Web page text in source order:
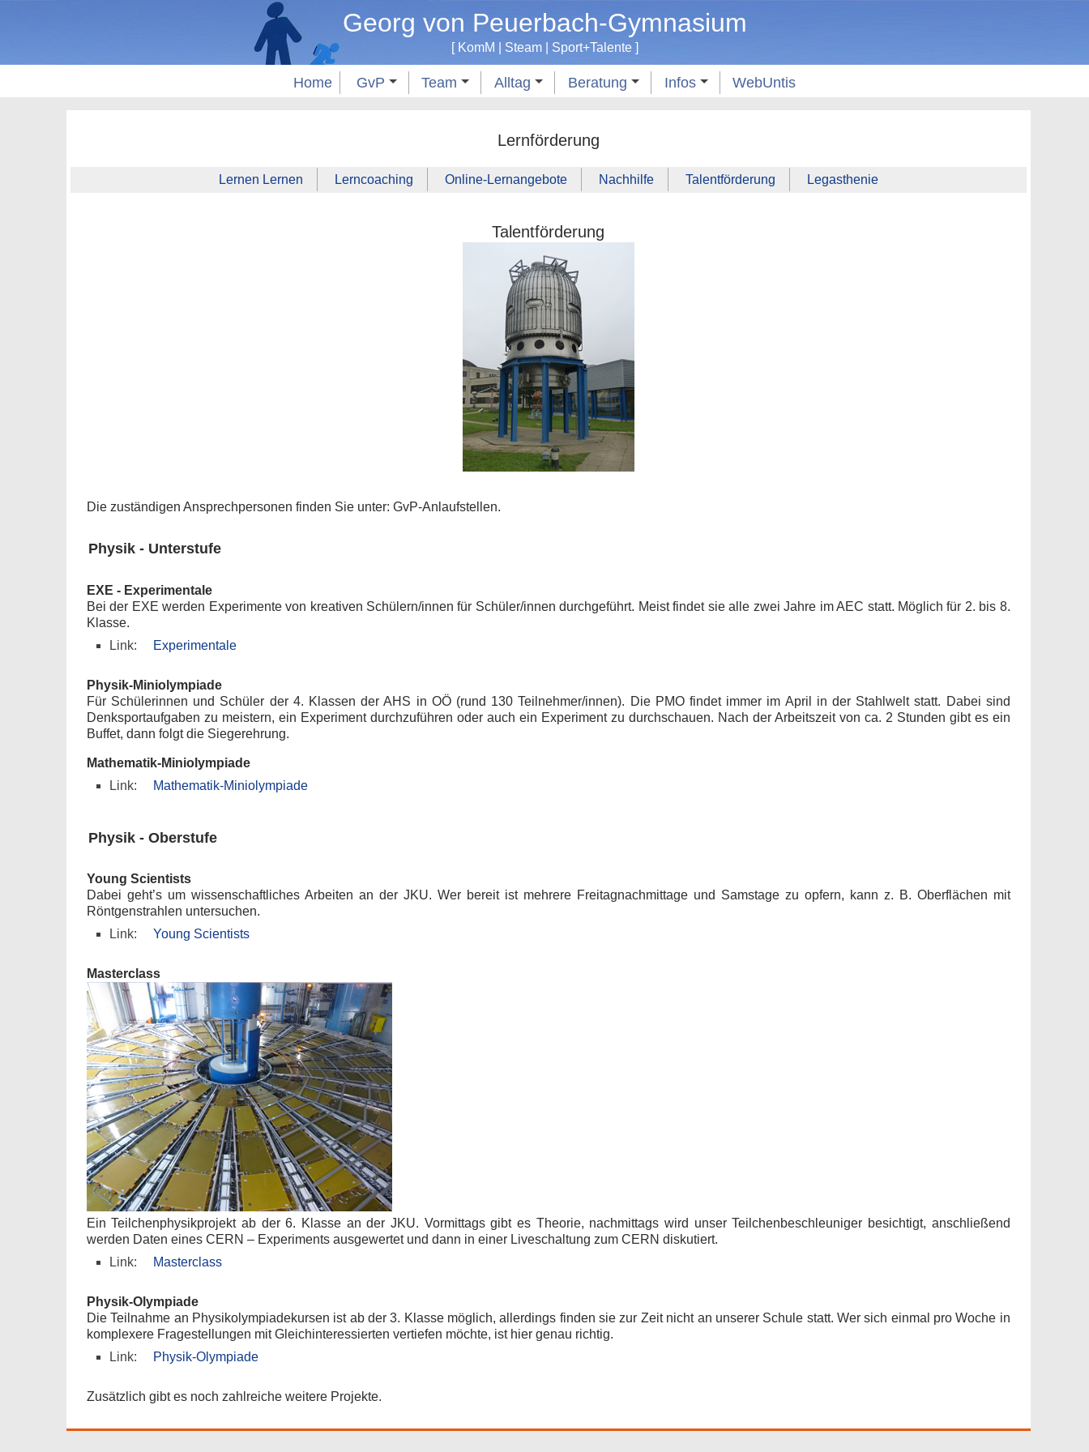
Georg von Peuerbach-Gymnasium
[ KomM Steam| Sport+Talente]
Home GvP Team Alltag Beratung Infos WebUntis
Lernförderung
Lernen Lernen Lerncoaching Online‑Lernangebote Nachhilfe Talentförderung Legasthenie
Talentförderung
Die zuständigen Ansprechpersonen finden Sie unter: GvP-Anlaufstellen.
Physik - Unterstufe
EXE - Experimentale
Bei der EXE werden Experimente von kreativen Schülern/innen für Schüler/innen durchgeführt. Meist findet sie alle zwei Jahre im AEC statt. Möglich für 2. bis 8.
Klasse.
Link:
Experimentale
Physik-Miniolympiade
Für Schülerinnen und Schüler der 4. Klassen der AHS in OÖ (rund 130 Teilnehmer/innen). Die PMO findet immer im April in der Stahlwelt statt. Dabei sind
Denksportaufgaben zu meistern, ein Experiment durchzuführen oder auch ein Experiment zu durchschauen. Nach der Arbeitszeit von ca. 2 Stunden gibt es ein
Buffet, dann folgt die Siegerehrung.
Mathematik-Miniolympiade
Link:
Mathematik-Miniolympiade
Physik - Oberstufe
Young Scientists
Dabei geht’s um wissenschaftliches Arbeiten an der JKU. Wer bereit ist mehrere Freitagnachmittage und Samstage zu opfern, kann z. B. Oberflächen mit
Röntgenstrahlen untersuchen.
Link:
Young Scientists
Masterclass
Ein Teilchenphysikprojekt ab der 6. Klasse an der JKU. Vormittags gibt es Theorie, nachmittags wird unser Teilchenbeschleuniger besichtigt, anschließend
werden Daten eines CERN – Experiments ausgewertet und dann in einer Liveschaltung zum CERN diskutiert.
Link:
Masterclass
Physik-Olympiade
Die Teilnahme an Physikolympiadekursen ist ab der 3. Klasse möglich, allerdings finden sie zur Zeit nicht an unserer Schule statt. Wer sich einmal pro Woche in
komplexere Fragestellungen mit Gleichinteressierten vertiefen möchte, ist hier genau richtig.
Link:
Physik-Olympiade
Zusätzlich gibt es noch zahlreiche weitere Projekte.